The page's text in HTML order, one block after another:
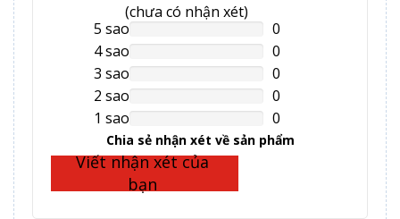
(chưa có nhận xét)
5 saoNAN%
Complete
0
4 saoNAN%
Complete
0
3 saoNAN%
Complete
0
2 saoNAN%
Complete
0
1 saoNAN%
Complete
0
Chia sẻ nhận xét về sản phẩm
Viết nhận xét của
bạn